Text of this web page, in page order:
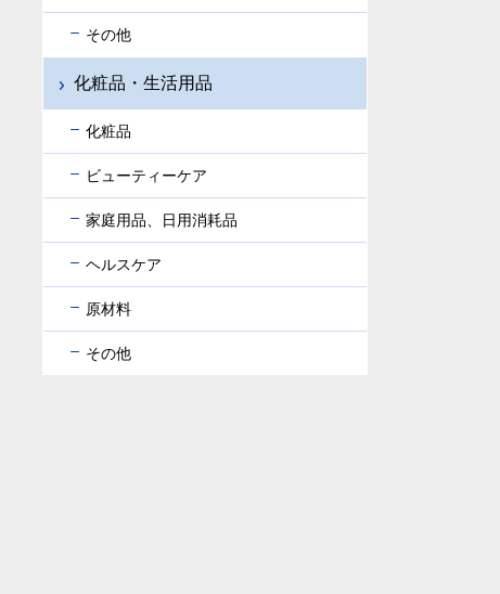
その他
化粧品・生活用品
化粧品
ビューティーケア
家庭用品、日用消耗品
ヘルスケア
原材料
その他